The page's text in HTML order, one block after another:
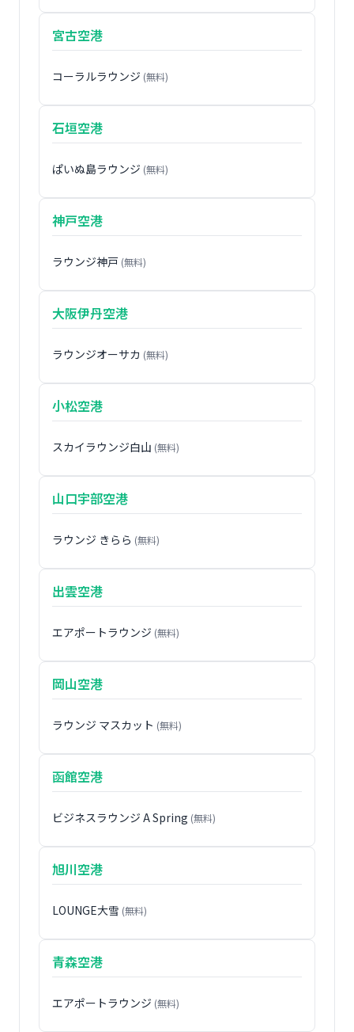
宮古空港
コーラルラウンジ (無料)
石垣空港
ぱいぬ島ラウンジ (無料)
神戸空港
ラウンジ神戸 (無料)
大阪伊丹空港
ラウンジオーサカ (無料)
小松空港
スカイラウンジ白山 (無料)
山口宇部空港
ラウンジ きらら (無料)
出雲空港
エアポートラウンジ (無料)
岡山空港
ラウンジ マスカット (無料)
函館空港
ビジネスラウンジ A Spring (無料)
旭川空港
LOUNGE大雪 (無料)
青森空港
エアポートラウンジ (無料)